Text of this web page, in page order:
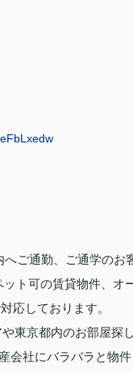
へご通勤、ご通学のお
ト可の賃貸物件、オ
応しております。
東京都内のお部屋探
会社にバラバラと物件